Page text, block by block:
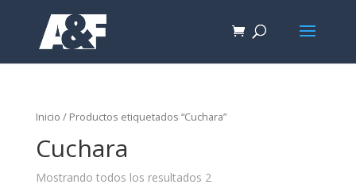
Inicio / Productos etiquetados “Cuchara”
Cuchara
Mostrando todos los resultados 2